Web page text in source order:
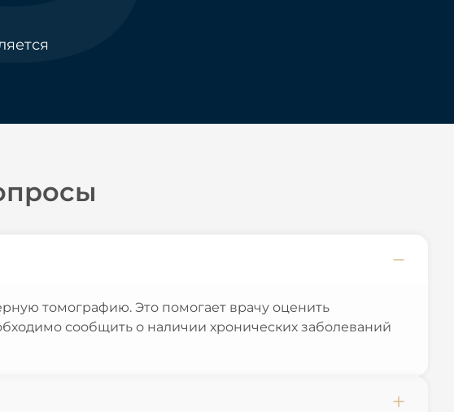
томографию. Это помогает врачу оценить
сообщить о наличии хронических заболеваний